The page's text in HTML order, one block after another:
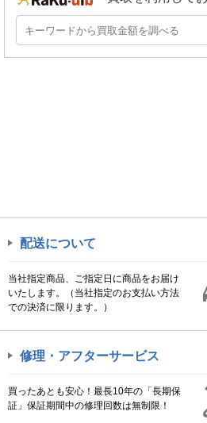
配送について
当社指定商品、ご指定日に商品をお届け
いたします。（当社指定のお支払い方法
での決済に限ります。）
修理・アフターサービス
買ったあとも安心！最長10年の「長期保
証」保証期間中の修理回数は無制限！